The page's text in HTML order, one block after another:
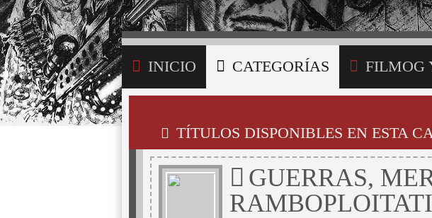
INICIO CATEGORÍAS FILMOG
TÍTULOS DISPONIBLES EN ESTA
GUERRAS,